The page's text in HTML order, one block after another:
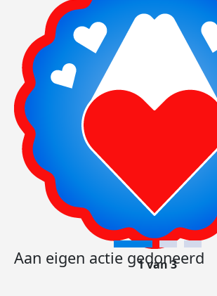
Aan eigen actie gedoneerd
1 van 3